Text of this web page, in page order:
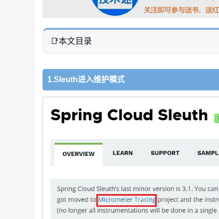
本文目录
1.Sleuth进入维护模式